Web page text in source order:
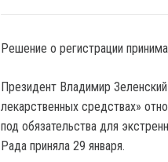
Решение о регистрации
Президент Владимир
лекарственных средствах»
под обязательства для
Рада приняла 29 января.